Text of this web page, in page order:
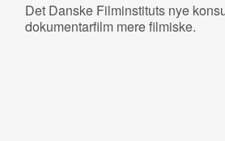
Det Danske Filminstituts nye
dokumentarfilm mere filmiske.